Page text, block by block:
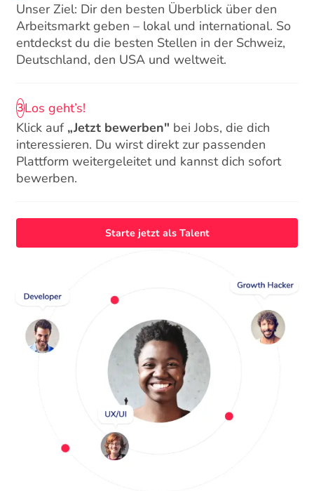
Unser Ziel: Dir den besten Überblick über den
Arbeitsmarkt geben – lokal und international. So
entdeckst du die besten Stellen in der Schweiz,
Deutschland, den USA und weltweit.
3Los geht’s!
Klick auf „Jetzt bewerben" bei Jobs, die dich
interessieren. Du wirst direkt zur passenden
Plattform weitergeleitet und kannst dich sofort
bewerben.
Starte jetzt als Talent